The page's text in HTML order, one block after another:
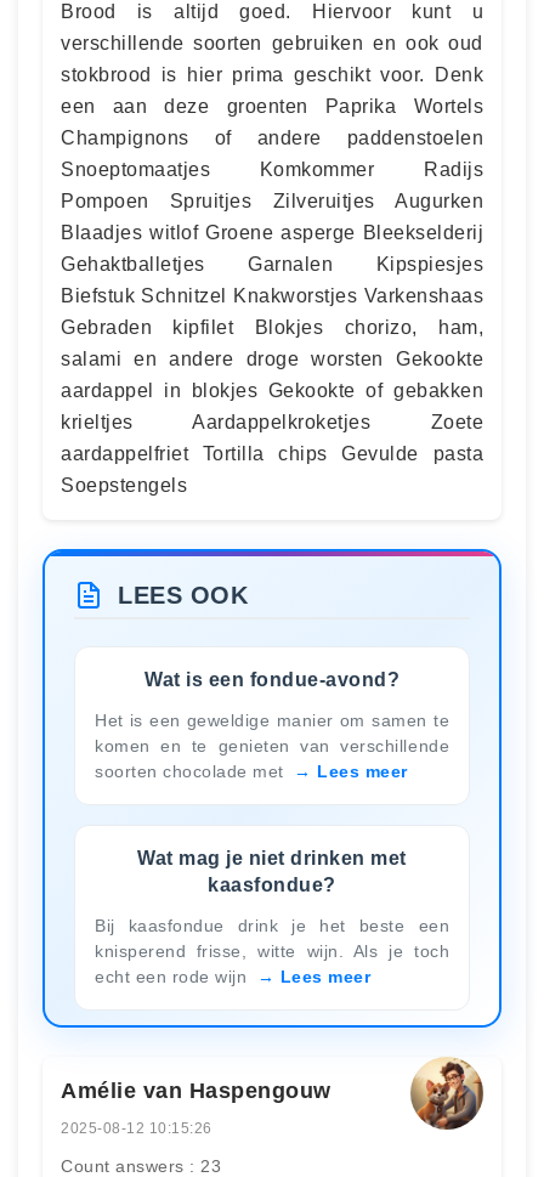
Brood is altijd goed. Hiervoor kunt u
verschillende soorten gebruiken en ook oud
stokbrood is hier prima geschikt voor. Denk
een aan deze groenten Paprika Wortels
Champignons of andere paddenstoelen
Snoeptomaatjes Komkommer Radijs
Pompoen Spruitjes Zilveruitjes Augurken
Blaadjes witlof Groene asperge Bleekselderij
Gehaktballetjes Garnalen Kipspiesjes
Biefstuk Schnitzel Knakworstjes Varkenshaas
Gebraden kipfilet Blokjes chorizo, ham,
salami en andere droge worsten Gekookte
aardappel in blokjes Gekookte of gebakken
krieltjes Aardappelkroketjes Zoete
aardappelfriet Tortilla chips Gevulde pasta
Soepstengels
LEES OOK
Wat is een fondue-avond?
Het is een geweldige manier om samen te
komen en te genieten van verschillende
soorten chocolade met
Lees meer
Wat mag je niet drinken met
kaasfondue?
Bij kaasfondue drink je het beste een
knisperend frisse, witte wijn. Als je toch
echt een rode wijn
Lees meer
Amélie van Haspengouw
2025-08-12 10:15:26
Count answers : 23